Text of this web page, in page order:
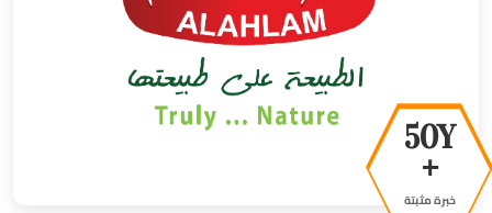
50Y
+
خبرة مثبتة